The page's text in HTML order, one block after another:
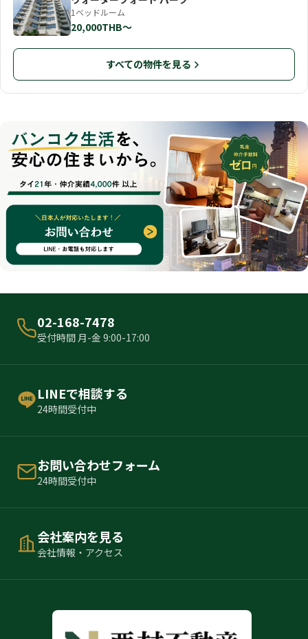
1ベッドルーム
20,000THB〜
すべての物件を見る
02-168-7478
受付時間 月-金 9:00-17:00
LINEで相談する
24時間受付中
お問い合わせフォーム
24時間受付中
会社案内を見る
会社情報・アクセス